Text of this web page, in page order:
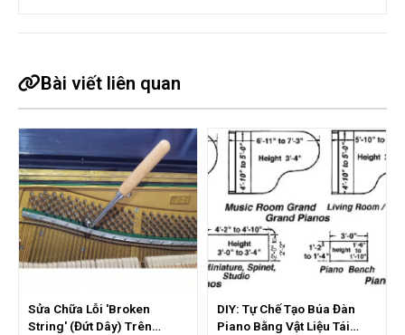
Bài viết liên quan
Sửa Chữa Lỗi 'Broken
String' (Đứt Dây) Trên
DIY: Tự Chế Tạo Búa Đàn
Piano Bằng Vật Liệu Tái